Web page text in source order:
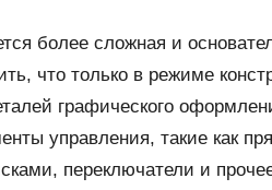
более сложная и
что только в режиме
графического
управления, такие как
переключатели и